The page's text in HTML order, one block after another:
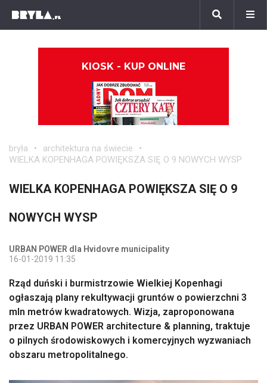
KIOSK - KUP ONLINE
bryła
architektura na świecie
WIELKA KOPENHAGA POWIĘKSZA SIĘ O 9 NOWYCH WYSP
WIELKA KOPENHAGA POWIĘKSZA SIĘ O 9
NOWYCH WYSP
URBAN POWER dla Hvidovre municipality
16-01-2019 11:35
Rząd duński i burmistrzowie Wielkiej Kopenhagi
ogłaszają plany rekultywacji gruntów o powierzchni 3
mln metrów kwadratowych. Wizja, zaproponowana
przez URBAN POWER architecture & planning, traktuje
o pilnych środowiskowych i komercyjnych wyzwaniach
obszaru metropolitalnego.